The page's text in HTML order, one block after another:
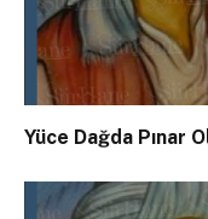
Yüce Dağda Pınar